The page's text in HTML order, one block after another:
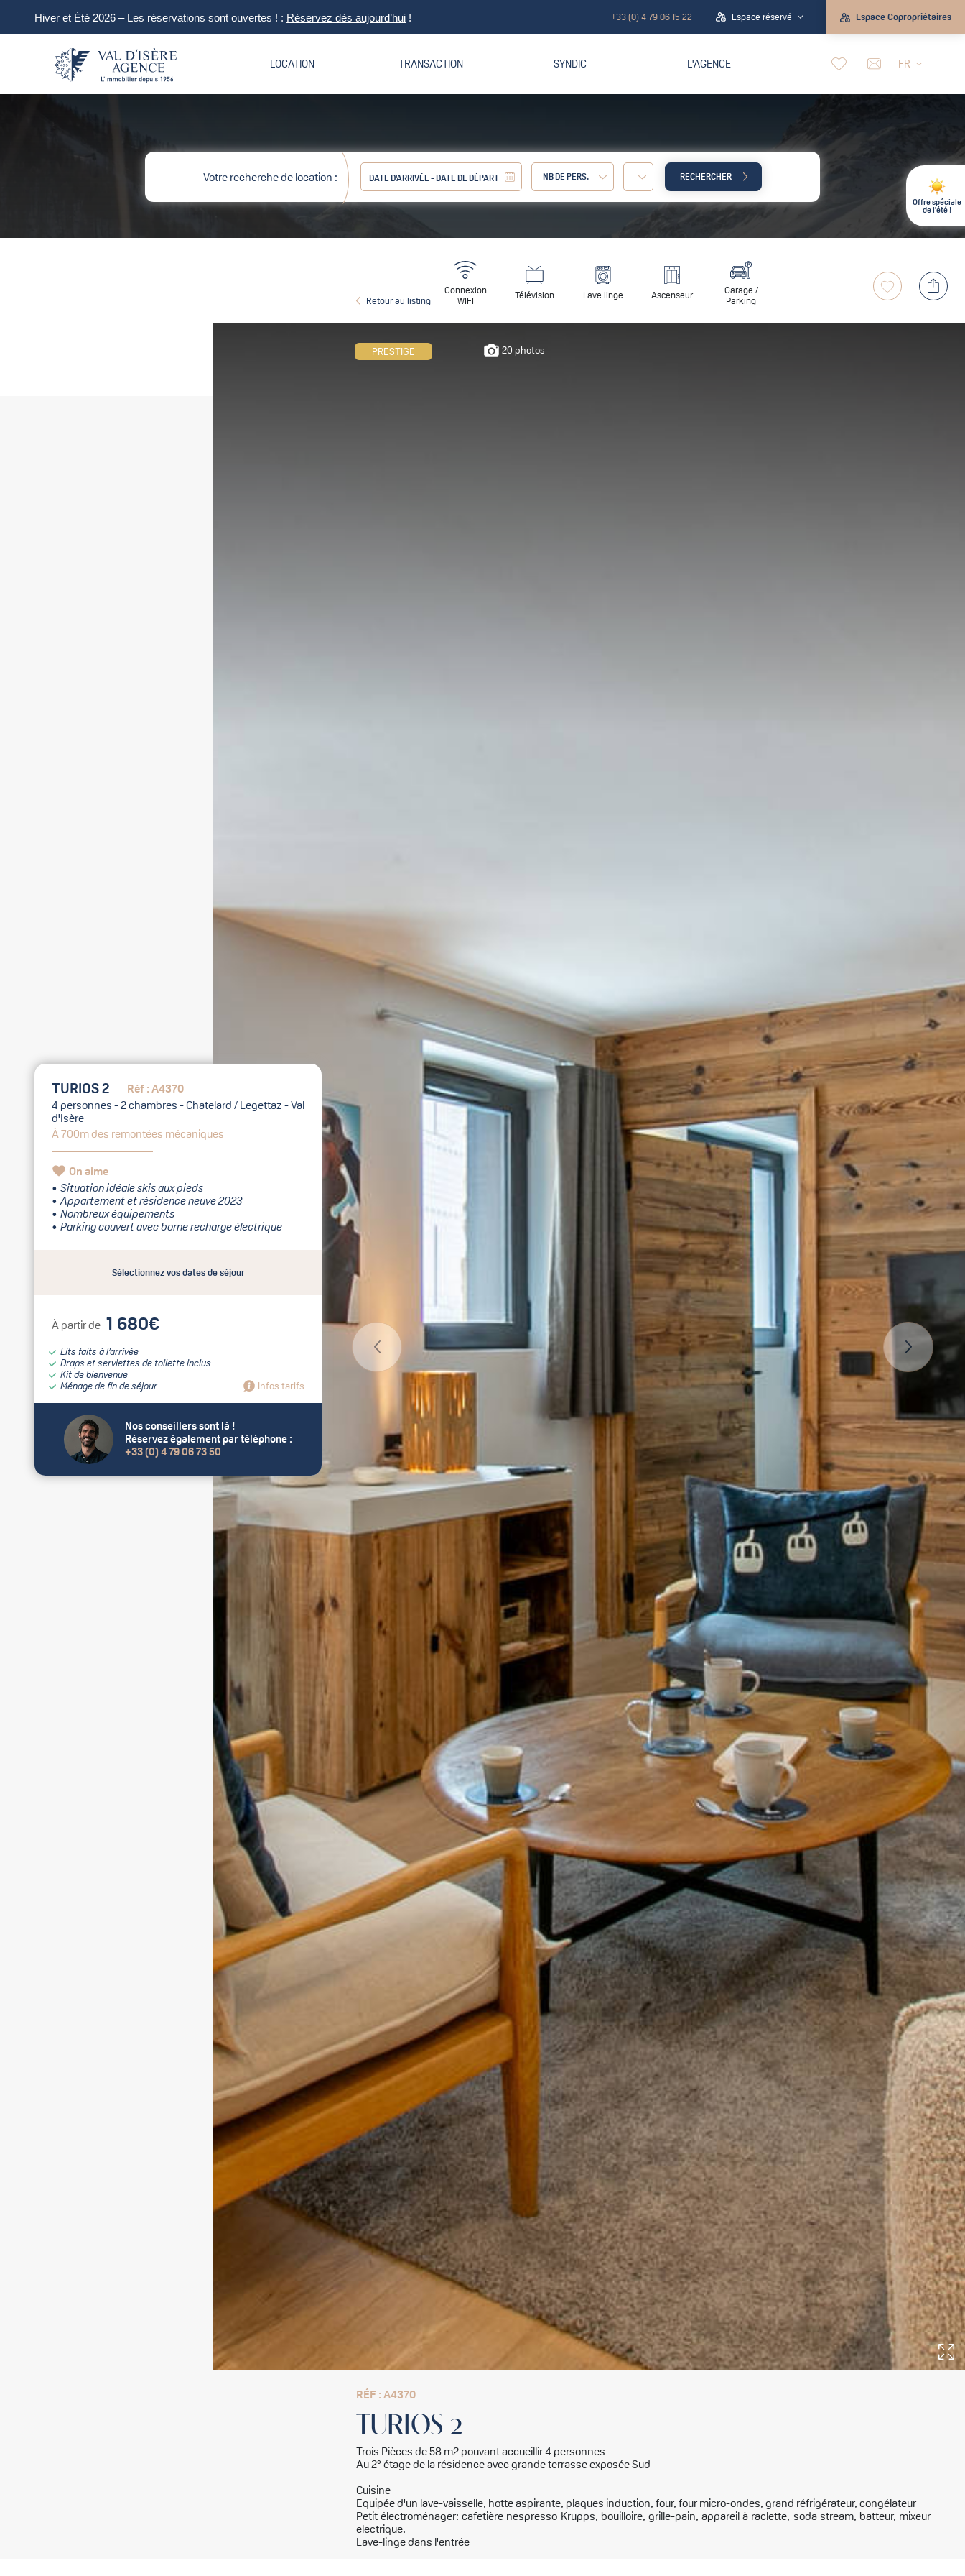
Offre spéciale
de l'été !
+33 (0) 4 79 06 15 22 Espace réservé Espace Copropriétaires
Hiver et Été 2026 – Les réservations sont ouvertes ! : Réservez dès aujourd’hui !
LOCATION TRANSACTION SYNDIC L'AGENCE FR
Votre recherche de location : NB DE PERS.
Adulte : Enfant :
RECHERCHER
Retour au listing
Connexion
WIFI
Télévision Lave linge Ascenseur
Garage /
Parking
PRESTIGE 20 photos
RÉF : A4370
TURIOS 2
Trois Pièces de 58 m2 pouvant accueillir 4 personnes
Au 2° étage de la résidence avec grande terrasse exposée Sud
Cuisine
Equipée d'un lave-vaisselle, hotte aspirante, plaques induction, four, four micro-ondes, grand réfrigérateur, congélateur
Petit électroménager: cafetière nespresso Krupps, bouilloire, grille-pain, appareil à raclette, soda stream, batteur, mixeur
electrique.
Lave-linge dans l'entrée
TURIOS 2
Réf : A4370
4 personnes - 2 chambres - Chatelard / Legettaz - Val
d'Isère
À 700m des remontées mécaniques
On aime
Situation idéale skis aux pieds
Appartement et résidence neuve 2023
Nombreux équipements
Parking couvert avec borne recharge électrique
Sélectionnez vos dates de séjour
À partir de 1 680€
Lits faits à l’arrivée
Draps et serviettes de toilette inclus
Kit de bienvenue
Ménage de fin de séjour
Infos tarifs
Nos conseillers sont là !
Réservez également par téléphone :
+33 (0) 4 79 06 73 50